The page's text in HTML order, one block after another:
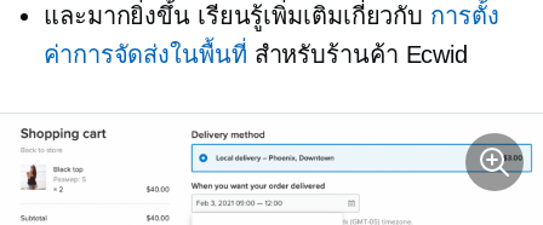
และมากยิ่งขึ้น เรียนรู้เพิ่มเติมเกี่ยวกับ การตั้ง
ค่าการจัดส่งในพื้นที่ สำหรับร้านค้า Ecwid